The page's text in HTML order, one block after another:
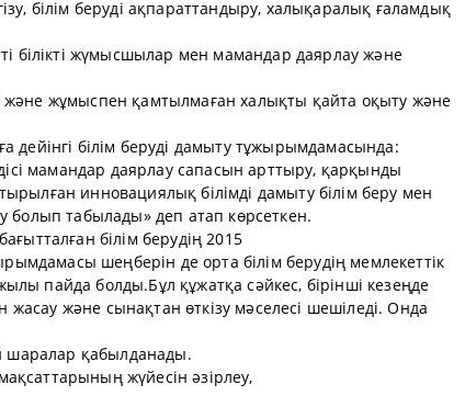
білім беруді ақпараттандыру, халықаралық ғаламдық
білікті жүмысшылар мен мамандар даярлау және
жұмыспен қамтылмаған халықты қайта оқыту және
дейінгі білім беруді дамыту тұжырымдамасында:
мамандар даярлау сапасын арттыру, қарқынды
инновациялық білімді дамыту білім беру мен
болып табылады» деп атап көрсеткен.
білім берудің 2015
шеңберін де орта білім берудің мемлекеттік
жылы пайда болды.Бұл құжатқа сәйкес, бірінші кезеңде
жасау және сынақтан өткізу мәселесі шешіледі. Онда
шаралар қабылданады.
жүйесін әзірлеу,